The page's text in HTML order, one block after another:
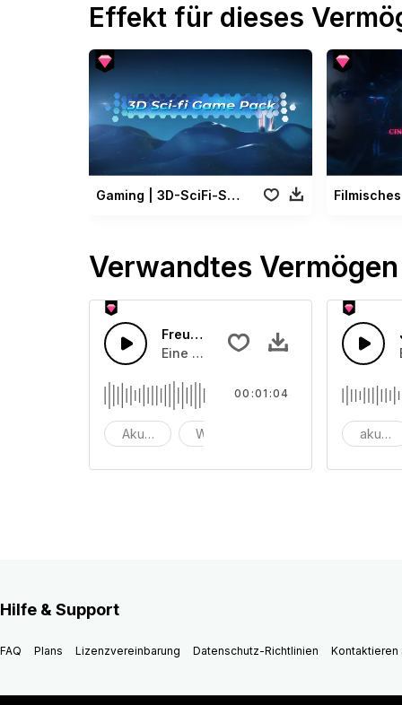
Effekt für dieses
Gaming | 3D-SciFi-Spielepaket
Verwandtes Vermögen
Freudige Ukulele
Eine fröhliche Ukulele mit Bass und
Akustisch Werbung
00:01:04
Hilfe & Support
FAQ Plans Lizenzvereinbarung Datenschutz-Richtlinien Kontaktieren